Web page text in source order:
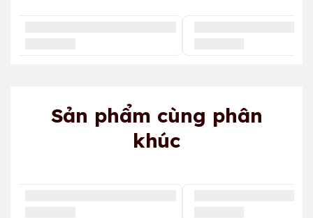
Sản phẩm cùng phân
khúc